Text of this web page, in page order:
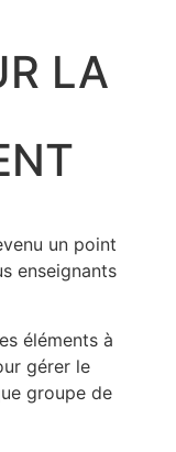
LA
un point
enseignants
éléments à
gérer le
groupe de